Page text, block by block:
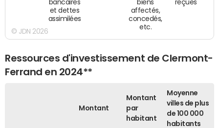
bancaires
et dettes
assimilées
biens
affectés,
concedés,
etc.
reçues
© JDN 2026
Ressources d'investissement de Clermont-
Ferrand en 2024**
Montant
Montant
par
habitant
Moyenne
villes de plus
de 100 000
habitants